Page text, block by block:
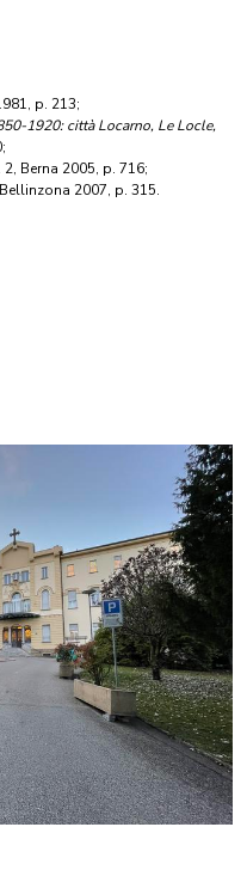
p. 213;
1920: città Locarno, Le Locle,
Berna 2005, p. 716;
Bellinzona 2007, p. 315.